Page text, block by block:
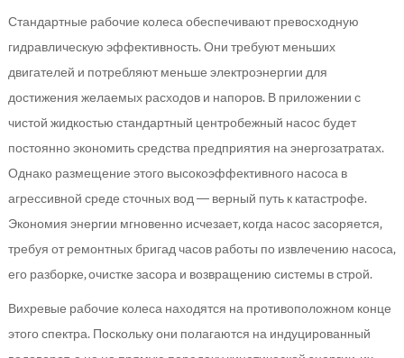
Стандартные рабочие колеса обеспечивают превосходную
гидравлическую эффективность. Они требуют меньших
двигателей и потребляют меньше электроэнергии для
достижения желаемых расходов и напоров. В приложении с
чистой жидкостью стандартный центробежный насос будет
постоянно экономить средства предприятия на энергозатратах.
Однако размещение этого высокоэффективного насоса в
агрессивной среде сточных вод — верный путь к катастрофе.
Экономия энергии мгновенно исчезает, когда насос засоряется,
требуя от ремонтных бригад часов работы по извлечению насоса,
его разборке, очистке засора и возвращению системы в строй.
Вихревые рабочие колеса находятся на противоположном конце
этого спектра. Поскольку они полагаются на индуцированный